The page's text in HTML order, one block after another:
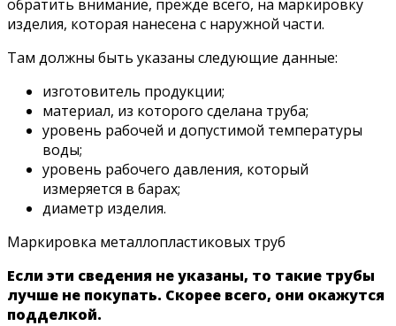
обратить внимание, прежде всего, на маркировку
изделия, которая нанесена с наружной части.
Там должны быть указаны следующие данные:
изготовитель продукции;
материал, из которого сделана труба;
уровень рабочей и допустимой температуры
воды;
уровень рабочего давления, который
измеряется в барах;
диаметр изделия.
Маркировка металлопластиковых труб
Если эти сведения не указаны, то такие трубы
лучше не покупать. Скорее всего, они окажутся
подделкой.